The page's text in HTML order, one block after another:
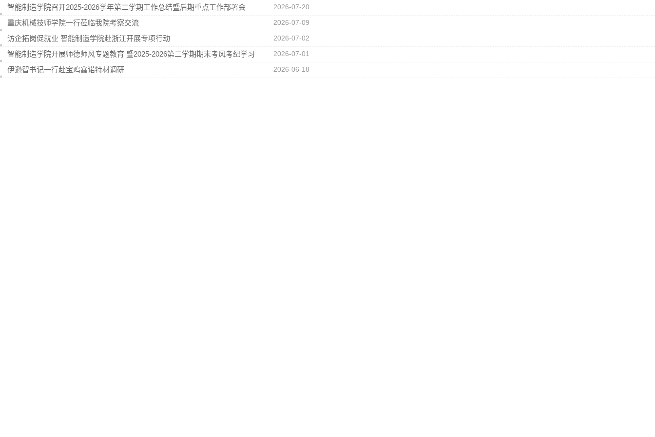
智能制造学院召开2025-2026学年第二学期工作总结暨后期重点工作部署会 2026-07-20
重庆机械技师学院一行莅临我院考察交流 2026-07-09
访企拓岗促就业 智能制造学院赴浙江开展专项行动 2026-07-02
智能制造学院开展师德师风专题教育 暨2025-2026第二学期期末考风考纪学习 2026-07-01
伊逊智书记一行赴宝鸡鑫诺特材调研 2026-06-18